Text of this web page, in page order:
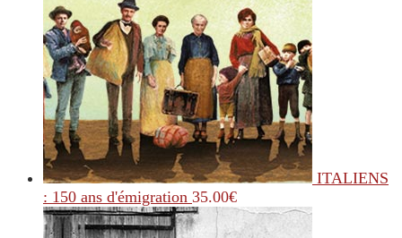
ITALIENS
: 150 ans d'émigration 35.00€